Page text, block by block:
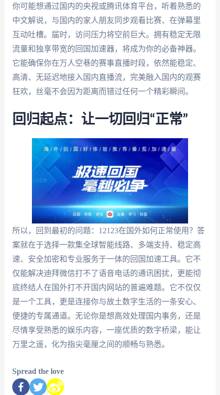
你可能想通过国内的央视或腾讯体育平台，听着熟悉的
中文解说，与国内的家人朋友同步观看比赛、在弹幕里
互动吐槽。届时，访问压力将空前巨大。拥有稳定无限
流量和独享带宽的回国加速器，将成为你的必备神器。
它能确保你在万人空巷的赛事直播时段，依然能稳定、
高清、无延迟地接入国内直播流，完美融入国内的观赛
狂欢，丝毫不会因为距离而错过任何一个精彩瞬间。
回归起点：让一切回归“正常”
所以，回到最初的问题：12123在国外如何正常使用？答
案就在于选择一款集全球智能线路、多端支持、稳定高
速、安全加密和专业服务于一体的回国加速工具。它不
仅能解决迪拜微信打不了语音电话的通讯困扰，更能彻
底终结人在国外打不开国内网站的普遍难题。它不仅仅
是一个工具，更是连接你与故土数字生活的一条安心、
便捷的专属通道。无论你是想高效处理国内事务，还是
尽情享受熟悉的娱乐内容，一座优质的数字桥梁，能让
万里之遥，化为指尖毫厘之间的顺畅与熟悉。
Spread the love